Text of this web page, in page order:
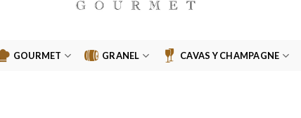
GOURMET GRANEL CAVAS Y CHAMPAGNE